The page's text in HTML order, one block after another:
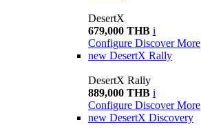
DesertX
679,000 THB i
Configure Discover More
new DesertX Rally
DesertX Rally
889,000 THB i
Configure Discover More
new DesertX Discovery